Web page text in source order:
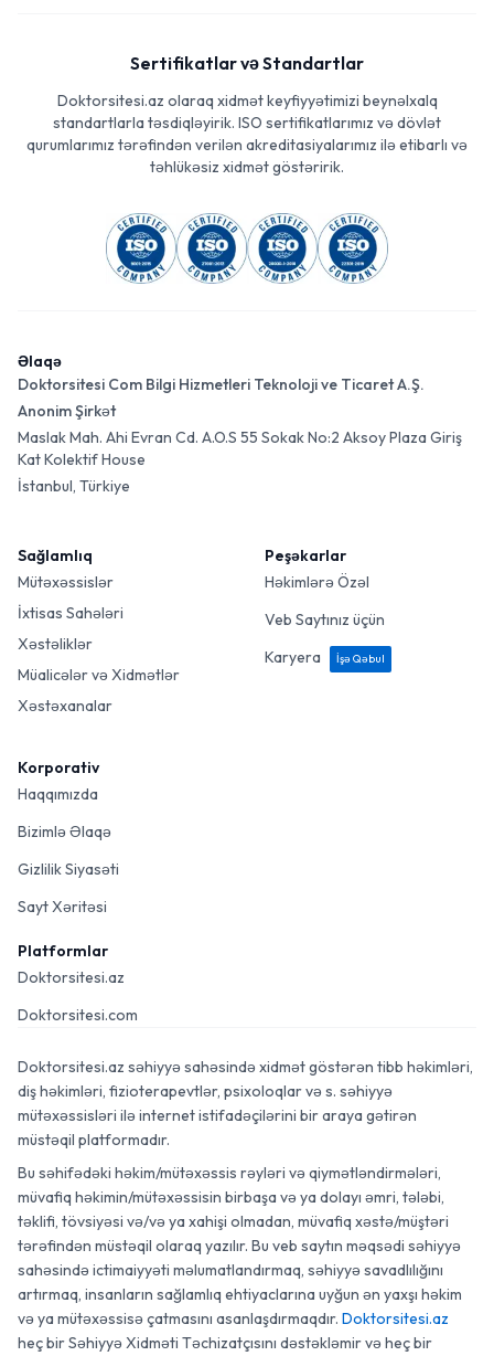
Sertifikatlar və Standartlar
Doktorsitesi.az olaraq xidmət keyfiyyətimizi beynəlxalq
standartlarla təsdiqləyirik. ISO sertifikatlarımız və dövlət
qurumlarımız tərəfindən verilən akreditasiyalarımız ilə etibarlı və
təhlükəsiz xidmət göstəririk.
Əlaqə
Doktorsitesi Com Bilgi Hizmetleri Teknoloji ve Ticaret A.Ş.
Anonim Şirkət
Maslak Mah. Ahi Evran Cd. A.O.S 55 Sokak No:2 Aksoy Plaza Giriş
Kat Kolektif House
İstanbul, Türkiye
Sağlamlıq
Mütəxəssislər
İxtisas Sahələri
Xəstəliklər
Müalicələr və Xidmətlər
Xəstəxanalar
Peşəkarlar
Həkimlərə Özəl
Veb Saytınız üçün
Karyera
İşə Qəbul
Korporativ
Haqqımızda
Bizimlə Əlaqə
Gizlilik Siyasəti
Sayt Xəritəsi
Platformlar
Doktorsitesi.az
Doktorsitesi.com
Doktorsitesi.az səhiyyə sahəsində xidmət göstərən tibb həkimləri,
diş həkimləri, fizioterapevtlər, psixoloqlar və s. səhiyyə
mütəxəssisləri ilə internet istifadəçilərini bir araya gətirən
müstəqil platformadır.
Bu səhifədəki həkim/mütəxəssis rəyləri və qiymətləndirmələri,
müvafiq həkimin/mütəxəssisin birbaşa və ya dolayı əmri, tələbi,
təklifi, tövsiyəsi və/və ya xahişi olmadan, müvafiq xəstə/müştəri
tərəfindən müstəqil olaraq yazılır. Bu veb saytın məqsədi səhiyyə
sahəsində ictimaiyyəti məlumatlandırmaq, səhiyyə savadlılığını
artırmaq, insanların sağlamlıq ehtiyaclarına uyğun ən yaxşı həkim
və ya mütəxəssisə çatmasını asanlaşdırmaqdır. Doktorsitesi.az
heç bir Səhiyyə Xidməti Təchizatçısını dəstəkləmir və heç bir